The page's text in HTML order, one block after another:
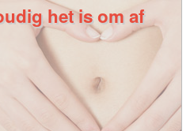
het is om af